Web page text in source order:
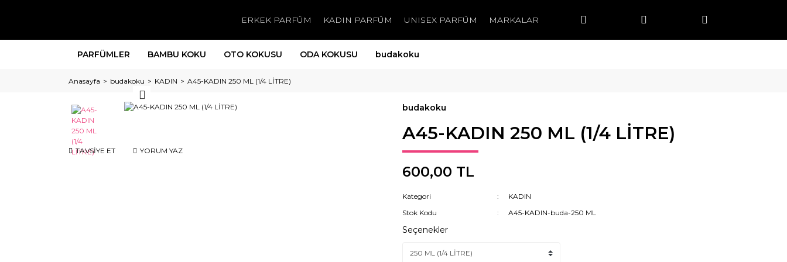
ERKEK PARFÜM KADIN PARFÜM UNISEX PARFÜM MARKALAR
PARFÜMLER BAMBU KOKU OTO KOKUSU ODA KOKUSU budakoku
Anasayfa budakoku KADIN A45-KADIN 250 ML (1/4 LİTRE)
TAVSİYE ET YORUM YAZ
budakoku
A45-KADIN 250 ML (1/4 LİTRE)
600,00 TL
Kategori
KADIN
Stok Kodu
A45-KADIN-buda-250 ML
Seçenekler